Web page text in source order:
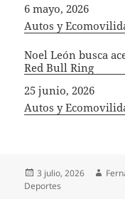
Fecha
6 mayo, 2026
In relation to
Autos y
Noel León busca
Red Bull Ring
Fecha
25 junio, 2026
In relation to
Autos y
Publicado
el
3 julio, 2026
Deportes